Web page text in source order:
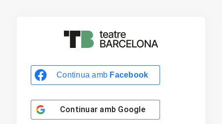
Continua amb Facebook
Continuar amb Google